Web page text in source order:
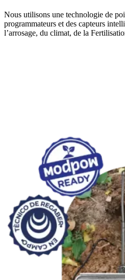
Nous utilisons une technologie de
programmateurs et des capteurs
l’arrosage, du climat, de la